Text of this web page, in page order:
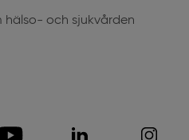
hälso- och sjukvården